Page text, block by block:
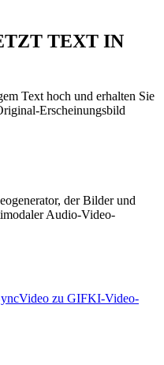
TEXT IN
Text hoch und erhalten Sie
Erscheinungsbild
der Bilder und
Audio-Video-
Video zu GIFKI-Video-